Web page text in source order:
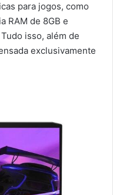
para jogos, como
RAM de 8GB e
isso, além de
exclusivamente